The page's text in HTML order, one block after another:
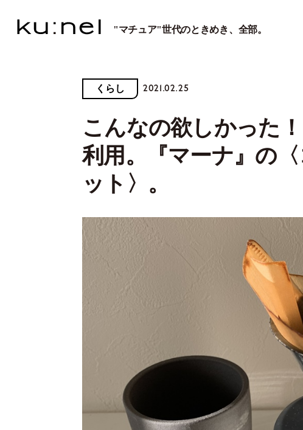
"マチュア"世代のときめき、全部。
くらし 2021.02.25
こんなの欲しかった
利用。『マーナ』の
ット〉。